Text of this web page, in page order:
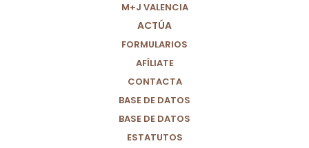
M+J VALENCIA
ACTÚA
FORMULARIOS
AFÍLIATE
CONTACTA
BASE DE DATOS
BASE DE DATOS
ESTATUTOS